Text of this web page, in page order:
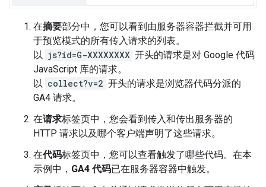
在摘要部分中，您可以看到由服务器容器拦截并可用
于预览模式的所有传入请求的列表。
以 js?id=G-XXXXXXXX 开头的请求是对 Google 代码
JavaScript 库的请求。
以 collect?v=2 开头的请求是浏览器代码分派的
GA4 请求。
在请求标签页中，您会看到传入和传出服务器的
HTTP 请求以及哪个客户端声明了这些请求。
在代码标签页中，您可以查看触发了哪些代码。在本
示例中， GA4 代码已在服务器容器中触发。